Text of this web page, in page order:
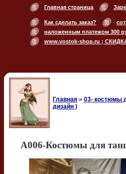
Главная страница
Как сделать заказ?
наложенным платежом 300
www.vostok-shop.ru ;
Главная » 03- костюмы
дизайн )
A006-Костюмы для